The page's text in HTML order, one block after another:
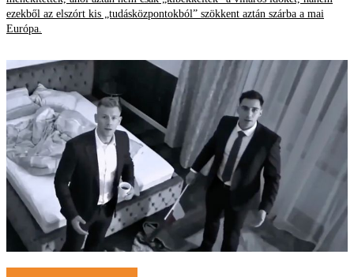
ezekből az elszórt kis „tudásközpontokból” szökkent aztán szárba a mai
Európa.